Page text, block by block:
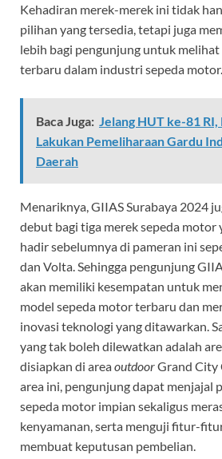
Kehadiran merek-merek ini tidak
pilihan yang tersedia, tetapi juga
lebih bagi pengunjung untuk
terbaru dalam industri sepeda motor.
Baca Juga: Jelang HUT ke-81
Lakukan Pemeliharaan Gardu
Daerah
Menariknya, GIIAS Surabaya 2024
debut bagi tiga merek sepeda motor
hadir sebelumnya di pameran ini
dan Volta. Sehingga pengunjung
akan memiliki kesempatan untuk
model sepeda motor terbaru dan
inovasi teknologi yang ditawarkan.
yang tak boleh dilewatkan adalah
disiapkan di areaoutdoorGrand City
area ini, pengunjung dapat menjajal
sepeda motor impian sekaligus
kenyamanan, serta menguji fitur-
membuat keputusan pembelian.